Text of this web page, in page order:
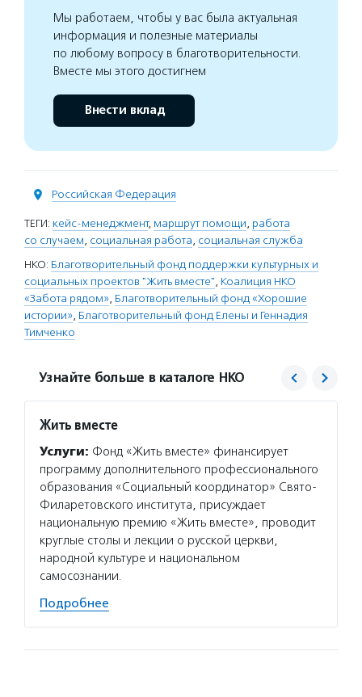
Мы работаем, чтобы у вас была актуальная
информация и полезные материалы
по любому вопросу в благотворительности.
Вместе мы этого достигнем
Внести вклад
Российская Федерация
ТЕГИ: кейс-менеджмент, маршрут помощи, работа
со случаем, социальная работа, социальная служба
НКО: Благотворительный фонд поддержки культурных и
социальных проектов "Жить вместе", Коалиция НКО
«Забота рядом», Благотворительный фонд «Хорошие
истории», Благотворительный фонд Елены и Геннадия
Тимченко
Узнайте больше в каталоге НКО
Жить вместе
Услуги: Фонд «Жить вместе» финансирует
программу дополнительного профессионального
образования «Социальный координатор» Свято-
Филаретовского института, присуждает
национальную премию «Жить вместе», проводит
круглые столы и лекции о русской церкви,
народной культуре и национальном
самосознании.
Подробнее